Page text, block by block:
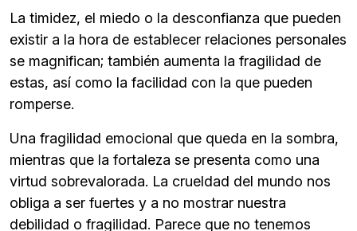
La timidez, el miedo o la desconfianza que pueden
existir a la hora de establecer relaciones personales
se magnifican; también aumenta la fragilidad de
estas, así como la facilidad con la que pueden
romperse.
Una fragilidad emocional que queda en la sombra,
mientras que la fortaleza se presenta como una
virtud sobrevalorada. La crueldad del mundo nos
obliga a ser fuertes y a no mostrar nuestra
debilidad o fragilidad. Parece que no tenemos